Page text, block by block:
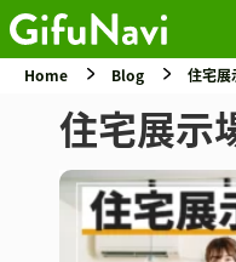
Home Blog 住宅展
住宅展示